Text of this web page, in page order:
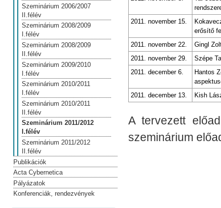
2011. november 15.
erősítő
2011. november 22.
Gingl
2011. november 29.
Szépe
2011. december 6.
Hantos
2011. december 13.
Kish
A tervezett
szeminárium
Szeminárium 2006/2007
II.félév
Szeminárium 2008/2009
I.félév
Szeminárium 2008/2009
II.félév
Szeminárium 2009/2010
I.félév
Szeminárium 2010/2011
I.félév
Szeminárium 2010/2011
II.félév
Szeminárium 2011/2012
I.félév
Szeminárium 2011/2012
II.félév
Publikációk
Acta Cybernetica
Pályázatok
Konferenciák, rendezvények